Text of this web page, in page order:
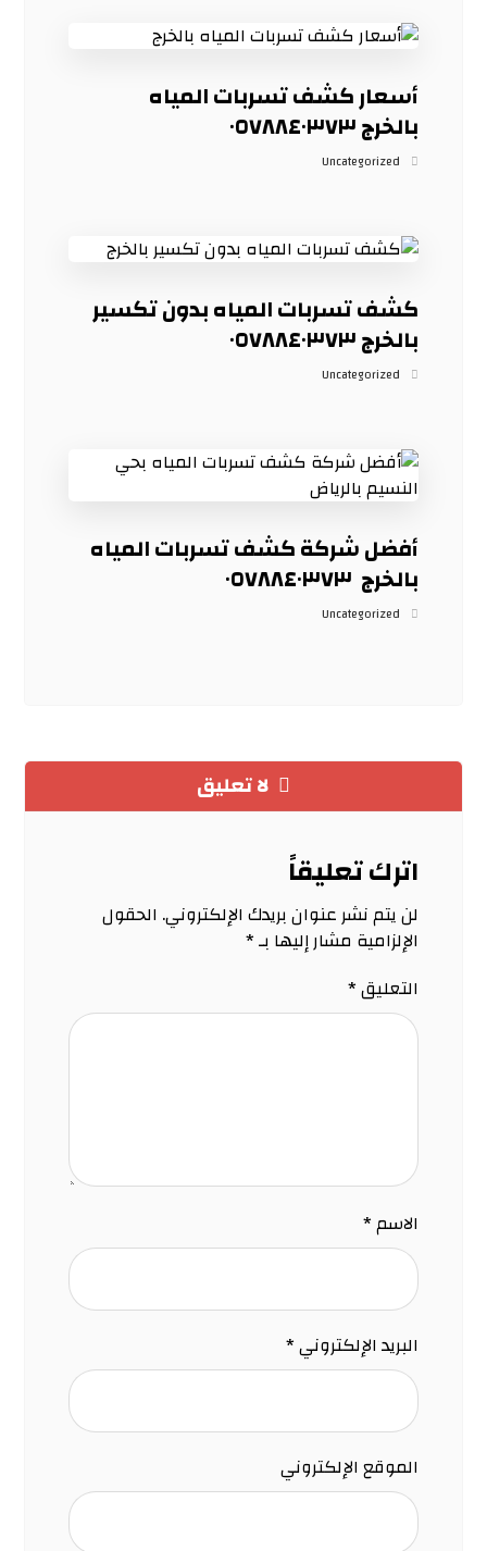
أسعار كشف تسربات المياه
بالخرج ٠٥٧٨٨٤٠٣٧٣
Uncategorized
كشف تسربات المياه بدون تكسير
بالخرج ٠٥٧٨٨٤٠٣٧٣
Uncategorized
أفضل شركة كشف تسربات المياه
بالخرج ٠٥٧٨٨٤٠٣٧٣
Uncategorized
لا تعليق
اترك تعليقاً
لن يتم نشر عنوان بريدك الإلكتروني. الحقول
الإلزامية مشار إليها بـ*
التعليق*
الاسم*
البريد الإلكتروني*
الموقع الإلكتروني